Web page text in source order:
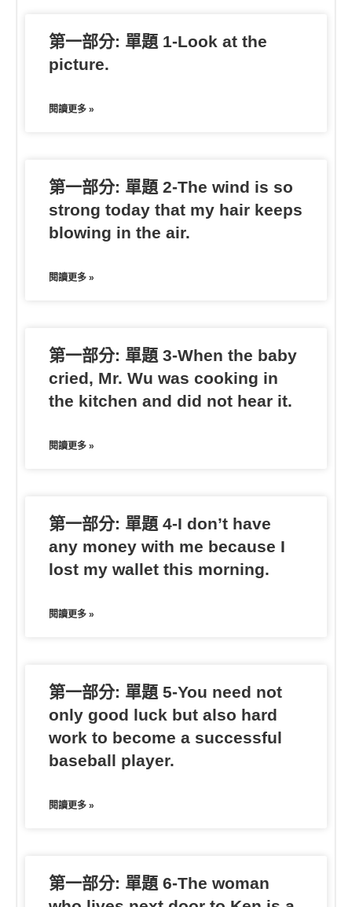
r
第一部分: 單題 1-Look at the
picture.
閱讀更多 »
第一部分: 單題 2-The wind is so
strong today that my hair keeps
blowing in the air.
閱讀更多 »
第一部分: 單題 3-When the baby
cried, Mr. Wu was cooking in
the kitchen and did not hear it.
閱讀更多 »
第一部分: 單題 4-I don’t have
any money with me because I
lost my wallet this morning.
閱讀更多 »
第一部分: 單題 5-You need not
only good luck but also hard
work to become a successful
baseball player.
閱讀更多 »
第一部分: 單題 6-The woman